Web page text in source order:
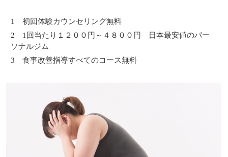
1 初回体験カウンセリング無料
2 1回当たり１２００円～４８００円 日本最安値のパー
ソナルジム
3 食事改善指導すべてのコース無料